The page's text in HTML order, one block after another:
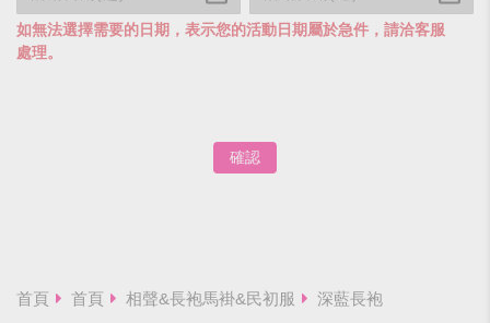
如無法選擇需要的日期，表示您的活動日期屬於急件，請洽客服
處理。
確認
首頁 首頁 相聲&長袍馬褂&民初服 深藍長袍